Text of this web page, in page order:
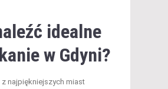
idealne
w Gdyni?
z najpiękniejszych miast